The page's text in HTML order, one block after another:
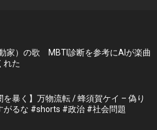
家）の歌 MBTI診断を参考にAIが楽曲
れた
を暴く】万物流転 / 蜂須賀ケイ – 偽り
がるな #shorts #政治 #社会問題